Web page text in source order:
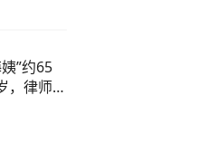
”约65
，律师解
刑，以